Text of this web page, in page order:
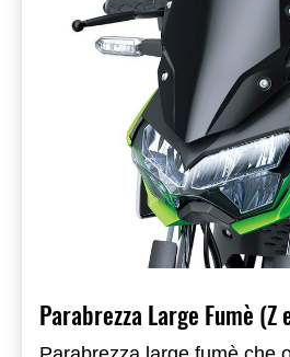
Parabrezza Large Fumè (Z